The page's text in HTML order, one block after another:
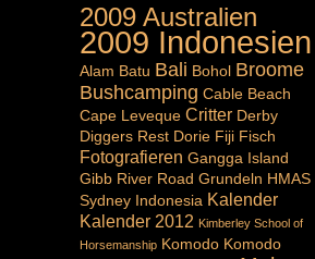
2009 Australien
2009 Indonesien
Alam Batu Bali Bohol Broome
Bushcamping Cable Beach
Cape Leveque Critter Derby
Diggers Rest Dorie Fiji Fisch
Fotografieren Gangga Island
Gibb River Road Grundeln HMAS
Sydney Indonesia Kalender
Kalender 2012 Kimberley School of
Horsemanship Komodo Komodo